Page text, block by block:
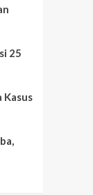
25
Kasus